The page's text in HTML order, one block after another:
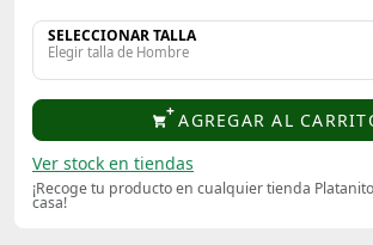
SELECCIONAR TALLA
Elegir talla de Hombre
AGREGAR AL
Ver stock en tiendas
¡Recoge tu producto en cualquier tienda
casa!